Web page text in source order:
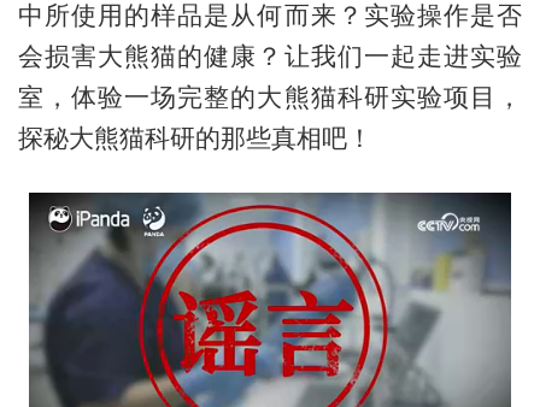
中所使用的样品是从何而来？实验操作是否
会损害大熊猫的健康？让我们一起走进实验
室，体验一场完整的大熊猫科研实验项目，
探秘大熊猫科研的那些真相吧！